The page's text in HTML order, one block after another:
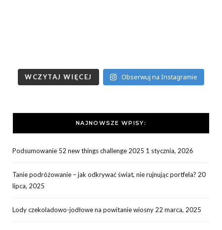
WCZYTAJ WIĘCEJ Obserwuj na Instagramie
NAJNOWSZE WPISY:
Podsumowanie 52 new things challenge 2025 1 stycznia, 2026
Tanie podróżowanie – jak odkrywać świat, nie rujnując portfela? 20
lipca, 2025
Lody czekoladowo-jodłowe na powitanie wiosny 22 marca, 2025